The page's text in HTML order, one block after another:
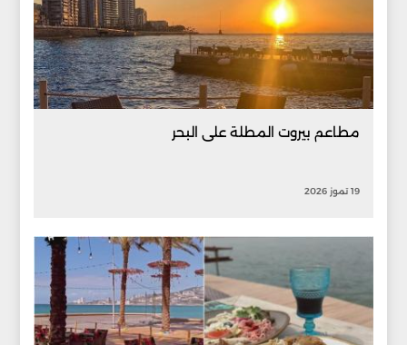
مطاعم بيروت المطلة على البحر
19 تموز 2026